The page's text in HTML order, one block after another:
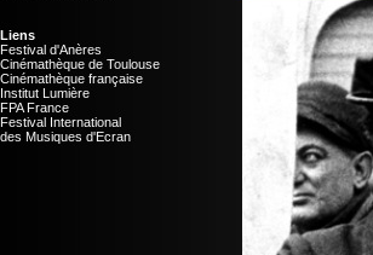
Liens
Festival d'Anères
Cinémathèque de Toulouse
Cinémathèque française
Institut Lumière
FPA France
Festival International
des Musiques d'Ecran